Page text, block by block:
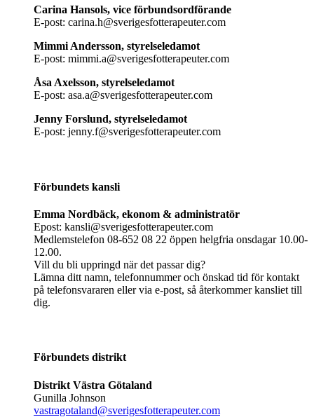
Carina Hansols, vice förbundsordförande
E-post: carina.h@sverigesfotterapeuter.com
Mimmi Andersson, styrelseledamot
E-post: mimmi.a@sverigesfotterapeuter.com
Åsa Axelsson, styrelseledamot
E-post: asa.a@sverigesfotterapeuter.com
Jenny Forslund, styrelseledamot
E-post: jenny.f@sverigesfotterapeuter.com
Förbundets kansli
Emma Nordbäck, ekonom & administratör
Epost: kansli@sverigesfotterapeuter.com
Medlemstelefon 08-652 08 22 öppen helgfria onsdagar 10.00-
12.00.
Vill du bli uppringd när det passar dig?
Lämna ditt namn, telefonnummer och önskad tid för kontakt
på telefonsvararen eller via e-post, så återkommer kansliet till
dig.
Förbundets distrikt
Distrikt Västra Götaland
Gunilla Johnson
vastragotaland@sverigesfotterapeuter.com